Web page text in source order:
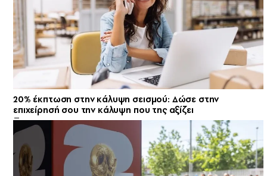
20% έκπτωση στην κάλυψη σεισμού: Δώσε στην
επιχείρησή σου την κάλυψη που της αξίζει